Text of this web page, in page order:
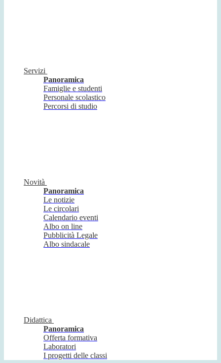
Servizi
Panoramica
Famiglie e studenti
Personale scolastico
Percorsi di studio
Novità
Panoramica
Le notizie
Le circolari
Calendario eventi
Albo on line
Pubblicità Legale
Albo sindacale
Didattica
Panoramica
Offerta formativa
Laboratori
I progetti delle classi